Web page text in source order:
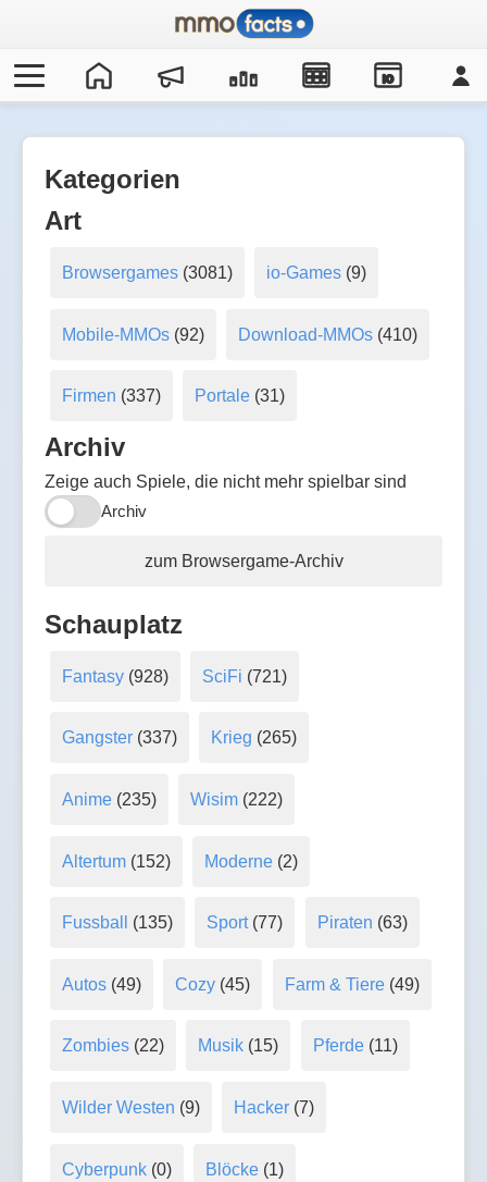
IO
Kategorien
Art
Browsergames(3081) io-Games (9)
Mobile-MMOs(92) Download-MMOs (410)
Firmen (337) Portale (31)
Archiv
Zeige auch Spiele, die nicht mehr spielbar sind
Archiv
zum Browsergame-Archiv
Schauplatz
Fantasy(928) SciFi (721)
Gangster(337) Krieg (265)
Anime(235) Wisim (222)
Altertum(152) Moderne (2)
Fussball (135) Sport(77) Piraten (63)
Autos(49) Cozy (45) Farm & Tiere(49)
Zombies(22) Musik (15) Pferde(11)
Wilder Westen (9) Hacker (7)
Cyberpunk(0) Blöcke (1)